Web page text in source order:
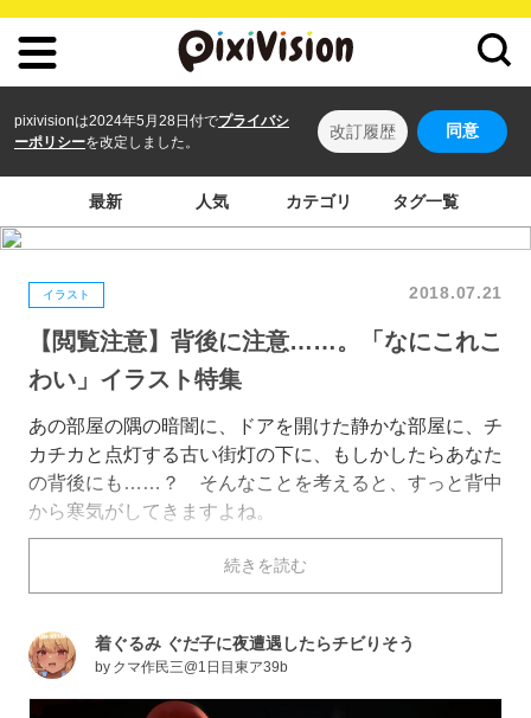
pixivisionは2024年5月28日付でプライバシ
ーポリシーを改定しました。
改訂履歴 同意
最新 人気 カテゴリ タグ一覧
イラスト 2018.07.21
【閲覧注意】背後に注意……。「なにこれこ
わい」イラスト特集
あの部屋の隅の暗闇に、ドアを開けた静かな部屋に、チ
カチカと点灯する古い街灯の下に、もしかしたらあなた
の背後にも……？ そんなことを考えると、すっと背中
から寒気がしてきますよね。
そんなゾッと涼しくなる恐怖は、夏にうってつけで
す！ 今回は色んな意味で怖くなってくる「なにこれこ
わい」イラストを特集しました。ホラーが苦手な方や、
ださい！
続きを読む
着ぐるみ ぐだ子に夜遭遇したらチビりそう
by クマ作民三@1日目東ア39b